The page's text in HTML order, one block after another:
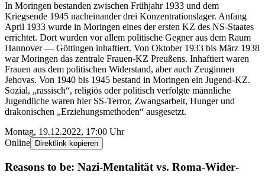
In Moringen bestanden zwischen Frühjahr 1933 und dem
Kriegsende 1945 nacheinander drei Konzentrations­lager. Anfang
April 1933 wurde in Moringen eines der ersten KZ des NS-Staates
errichtet. Dort wurden vor allem politische Gegner aus dem Raum
Hannover — Göttingen inhaftiert. Von Oktober 1933 bis März 1938
war Moringen das zentrale Frauen-KZ Preußens. Inhaftiert waren
Frauen aus dem politischen Widerstand, aber auch Zeuginnen
Jehovas. Von 1940 bis 1945 bestand in Moringen ein Jugend-KZ.
Sozial, „rassisch“, religiös oder politisch verfolgte männliche
Jugendliche waren hier SS-Terror, Zwangs­arbeit, Hunger und
drakonischen „Erziehungs­methoden“ ausgesetzt.
Montag, 19.12.2022, 17:00 Uhr
Online
Direktlink kopieren
Reasons to be: Nazi-Mentalität vs. Roma-Wider­